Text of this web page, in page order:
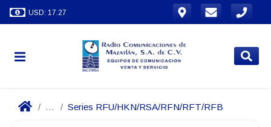
USD: 17.27
... Series RFU/HKN/RSA/RFN/RFT/RFB